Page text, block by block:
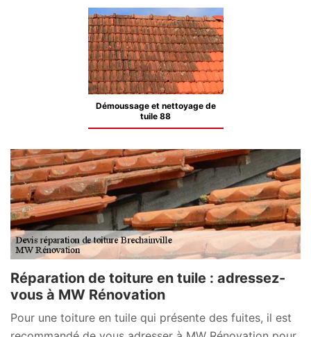
Démoussage et nettoyage de
tuile 88
Réparation de toiture en tuile : adressez-
vous à MW Rénovation
Pour une toiture en tuile qui présente des fuites, il est